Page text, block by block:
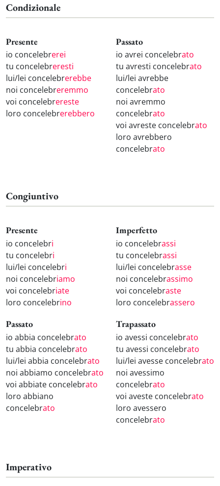
Condizionale
Presente
io concelebrerei
tu concelebreresti
lui/lei concelebrerebbe
noi concelebreremmo
voi concelebrereste
loro concelebrerebbero
Passato
io avrei concelebrato
tu avresti concelebrato
lui/lei avrebbe
concelebrato
noi avremmo
concelebrato
voi avreste concelebrato
loro avrebbero
concelebrato
Congiuntivo
Presente
io concelebri
tu concelebri
lui/lei concelebri
noi concelebriamo
voi concelebriate
loro concelebrino
Imperfetto
io concelebrassi
tu concelebrassi
lui/lei concelebrasse
noi concelebrassimo
voi concelebraste
loro concelebrassero
Passato
io abbia concelebrato
tu abbia concelebrato
lui/lei abbia concelebrato
noi abbiamo concelebrato
voi abbiate concelebrato
loro abbiano
concelebrato
Trapassato
io avessi concelebrato
tu avessi concelebrato
lui/lei avesse concelebrato
noi avessimo
concelebrato
voi aveste concelebrato
loro avessero
concelebrato
Imperativo